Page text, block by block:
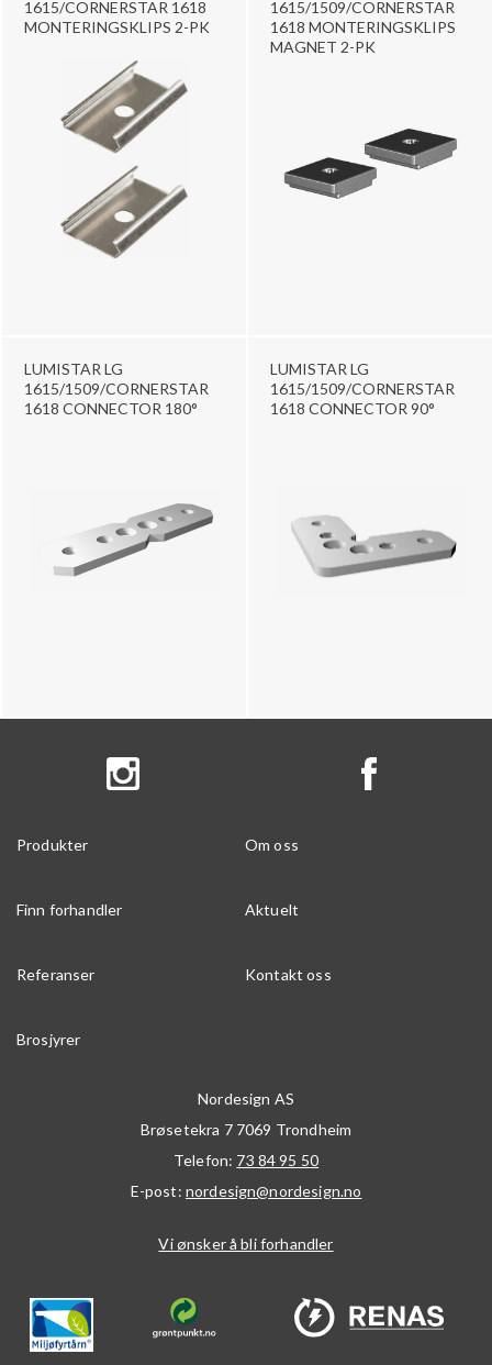
1615/CORNERSTAR 1618
MONTERINGSKLIPS 2-PK
1615/1509/CORNERSTAR
1618 MONTERINGSKLIPS
MAGNET 2-PK
LUMISTAR LG
1615/1509/CORNERSTAR
1618 CONNECTOR 180°
LUMISTAR LG
1615/1509/CORNERSTAR
1618 CONNECTOR 90°
Produkter Om oss
Finn forhandler Aktuelt
Referanser Kontakt oss
Brosjyrer
Nordesign AS
Brøsetekra 7 7069 Trondheim
Telefon: 73 84 95 50
E-post: nordesign@nordesign.no
Vi ønsker å bli forhandler